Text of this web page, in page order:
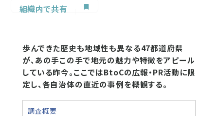
組織内で共有
歩んできた歴史も地域性も異なる47都道府県
が、あの手この手で地元の魅力や特徴をアピール
している昨今。ここではBtoCの広報・PR活動に限
定し、各自治体の直近の事例を概観する。
調査概要